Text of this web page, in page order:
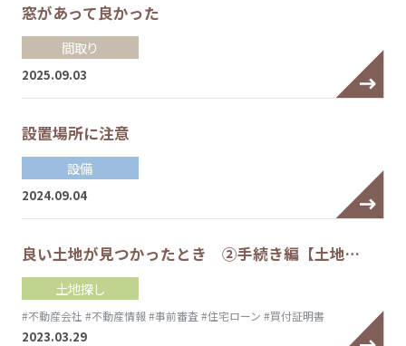
窓があって良かった
間取り
2025.09.03
設置場所に注意
設備
2024.09.04
良い土地が見つかったとき ②手続き編【土地…
土地探し
#不動産会社 #不動産情報#事前審査#住宅ローン #買付証明書
2023.03.29